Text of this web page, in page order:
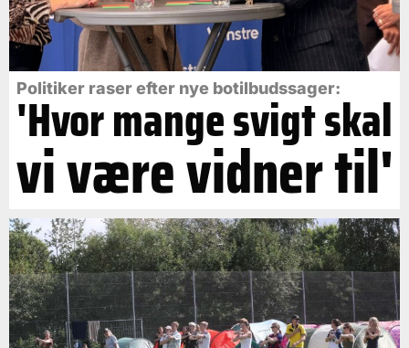
Politiker raser efter nye botilbudssager:
'Hvor mange svigt skal
vi være vidner til'